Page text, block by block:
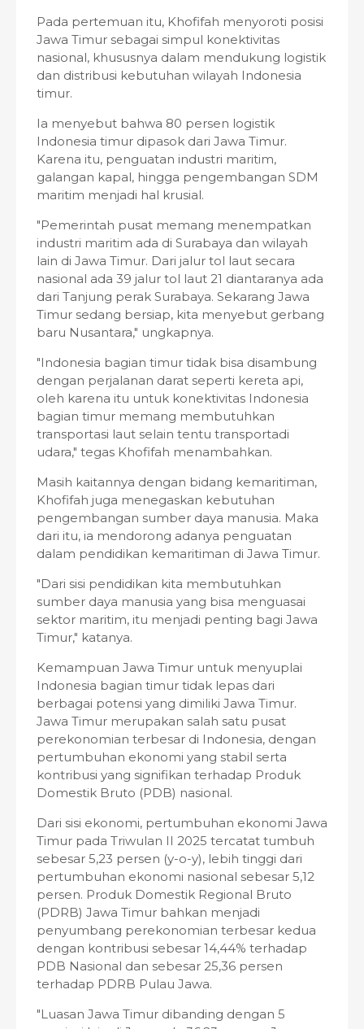
Pada pertemuan itu, Khofifah menyoroti posisi
Jawa Timur sebagai simpul konektivitas
nasional, khususnya dalam mendukung logistik
dan distribusi kebutuhan wilayah Indonesia
timur.
Ia menyebut bahwa 80 persen logistik
Indonesia timur dipasok dari Jawa Timur.
Karena itu, penguatan industri maritim,
galangan kapal, hingga pengembangan SDM
maritim menjadi hal krusial.
"Pemerintah pusat memang menempatkan
industri maritim ada di Surabaya dan wilayah
lain di Jawa Timur. Dari jalur tol laut secara
nasional ada 39 jalur tol laut 21 diantaranya ada
dari Tanjung perak Surabaya. Sekarang Jawa
Timur sedang bersiap, kita menyebut gerbang
baru Nusantara," ungkapnya.
"Indonesia bagian timur tidak bisa disambung
dengan perjalanan darat seperti kereta api,
oleh karena itu untuk konektivitas Indonesia
bagian timur memang membutuhkan
transportasi laut selain tentu transportadi
udara," tegas Khofifah menambahkan.
Masih kaitannya dengan bidang kemaritiman,
Khofifah juga menegaskan kebutuhan
pengembangan sumber daya manusia. Maka
dari itu, ia mendorong adanya penguatan
dalam pendidikan kemaritiman di Jawa Timur.
"Dari sisi pendidikan kita membutuhkan
sumber daya manusia yang bisa menguasai
sektor maritim, itu menjadi penting bagi Jawa
Timur," katanya.
Kemampuan Jawa Timur untuk menyuplai
Indonesia bagian timur tidak lepas dari
berbagai potensi yang dimiliki Jawa Timur.
Jawa Timur merupakan salah satu pusat
perekonomian terbesar di Indonesia, dengan
pertumbuhan ekonomi yang stabil serta
kontribusi yang signifikan terhadap Produk
Domestik Bruto (PDB) nasional.
Dari sisi ekonomi, pertumbuhan ekonomi Jawa
Timur pada Triwulan II 2025 tercatat tumbuh
sebesar 5,23 persen (y-o-y), lebih tinggi dari
pertumbuhan ekonomi nasional sebesar 5,12
persen. Produk Domestik Regional Bruto
(PDRB) Jawa Timur bahkan menjadi
penyumbang perekonomian terbesar kedua
dengan kontribusi sebesar 14,44% terhadap
PDB Nasional dan sebesar 25,36 persen
terhadap PDRB Pulau Jawa.
"Luasan Jawa Timur dibanding dengan 5